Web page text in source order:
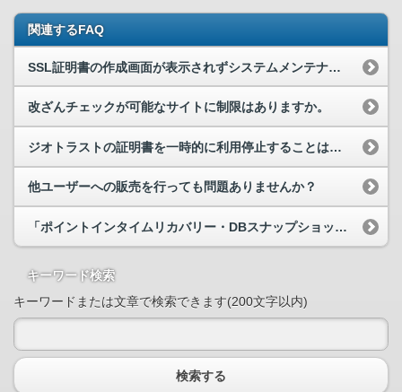
関連するFAQ
SSL証明書の作成画面が表示されずシステムメンテナンス中と表示される。
改ざんチェックが可能なサイトに制限はありますか。
ジオトラストの証明書を一時的に利用停止することは可能ですか？
他ユーザーへの販売を行っても問題ありませんか？
「ポイントインタイムリカバリー・DBスナップショットからのDBサーバー作成」に失敗するのですが、どうすればよいでしょうか？
キーワード検索
キーワードまたは文章で検索できます(200文字以内)
検索する